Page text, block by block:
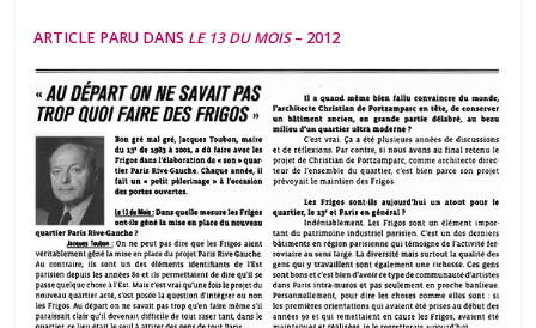
ARTICLE PARU DANS LE 13 DU MOIS– 2012